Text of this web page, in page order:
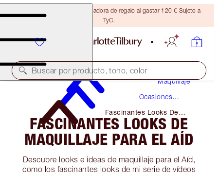
Consigue una brocha bronceadora de regalo al gastar 120 € Sujeto a
TyC.
Buscar por producto, tono, color
Maquillaje
Ocasiones
Fascinantes Looks De
Maquillaje Para El Aíd
FASCINANTES LOOKS DE
MAQUILLAJE PARA EL AÍD
Descubre looks e ideas de maquillaje para el Aíd,
como los fascinantes looks de mi serie de vídeos